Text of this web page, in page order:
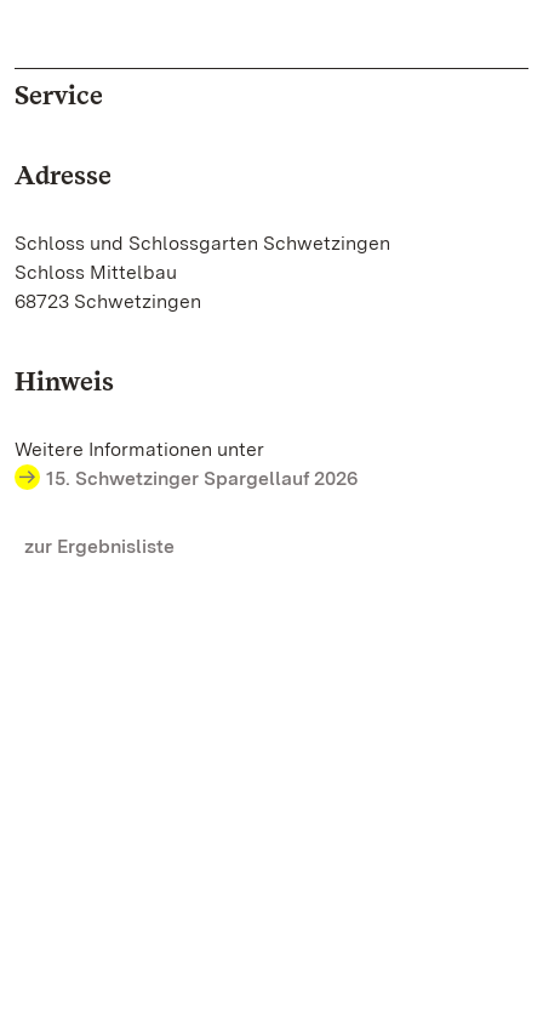
Service
Adresse
Schloss und Schlossgarten Schwetzingen
Schloss Mittelbau
68723 Schwetzingen
Hinweis
Weitere Informationen unter
15. Schwetzinger Spargellauf 2026
zur Ergebnisliste